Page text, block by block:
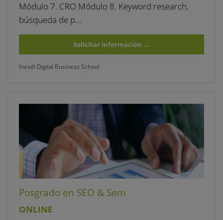
Módulo 7. CRO Módulo 8. Keyword research,
búsqueda de p…
Solicitar información →
Inesdi Digital Business School
Posgrado en SEO & Sem
ONLINE